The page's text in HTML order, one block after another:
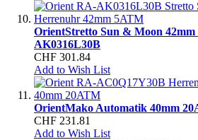
OrientStretto Sun & Moon
AK0316L30B
CHF 301.84
Add to Wish List
OrientMako Automatik 40mm
CHF 231.81
Add to Wish List